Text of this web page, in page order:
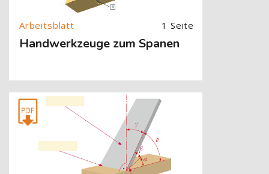
1 Seite
Handwerkzeuge zum Spanen
[Cocoon] About (Text with Image) überspringen